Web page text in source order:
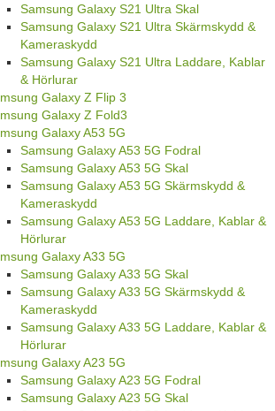
Samsung Galaxy S21 Ultra Skal
Samsung Galaxy S21 Ultra Skärmskydd &
Kameraskydd
Samsung Galaxy S21 Ultra Laddare, Kablar
& Hörlurar
Galaxy Z Flip 3
Galaxy Z Fold3
Galaxy A53 5G
Samsung Galaxy A53 5G Fodral
Samsung Galaxy A53 5G Skal
Samsung Galaxy A53 5G Skärmskydd &
Kameraskydd
Samsung Galaxy A53 5G Laddare, Kablar &
Hörlurar
Galaxy A33 5G
Samsung Galaxy A33 5G Skal
Samsung Galaxy A33 5G Skärmskydd &
Kameraskydd
Samsung Galaxy A33 5G Laddare, Kablar &
Hörlurar
Galaxy A23 5G
Samsung Galaxy A23 5G Fodral
Samsung Galaxy A23 5G Skal